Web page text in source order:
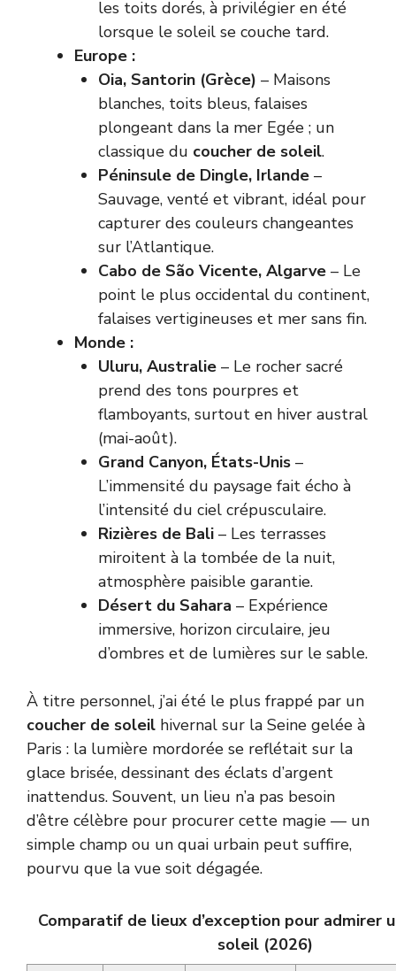
les toits dorés, à privilégier en été
lorsque le soleil se couche tard.
Europe :
Oia, Santorin (Grèce) – Maisons
blanches, toits bleus, falaises
plongeant dans la mer Egée ; un
classique du coucher de soleil.
Péninsule de Dingle, Irlande –
Sauvage, venté et vibrant, idéal pour
capturer des couleurs changeantes
sur l’Atlantique.
Cabo de São Vicente, Algarve – Le
point le plus occidental du continent,
falaises vertigineuses et mer sans fin.
Monde :
Uluru, Australie – Le rocher sacré
prend des tons pourpres et
flamboyants, surtout en hiver austral
(mai-août).
Grand Canyon, États-Unis –
L’immensité du paysage fait écho à
l’intensité du ciel crépusculaire.
Rizières de Bali – Les terrasses
miroitent à la tombée de la nuit,
atmosphère paisible garantie.
Désert du Sahara – Expérience
immersive, horizon circulaire, jeu
d’ombres et de lumières sur le sable.
À titre personnel, j’ai été le plus frappé par un
coucher de soleil hivernal sur la Seine gelée à
Paris : la lumière mordorée se reflétait sur la
glace brisée, dessinant des éclats d’argent
inattendus. Souvent, un lieu n’a pas besoin
d’être célèbre pour procurer cette magie — un
simple champ ou un quai urbain peut suffire,
pourvu que la vue soit dégagée.
Comparatif de lieux d’exception pour admirer
soleil (2026)